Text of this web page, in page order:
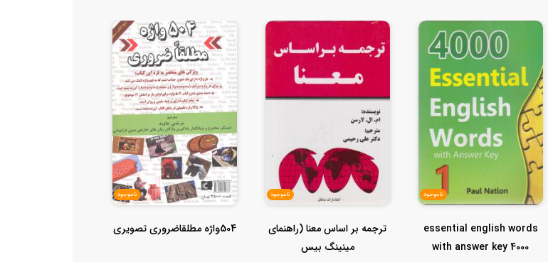
ناموجود
essential english words
with answer key 4000
ناموجود
ترجمه بر اساس معنا (راهنمای
مینینگ بیس
ناموجود
504واژه مطلقاضروری تصویری